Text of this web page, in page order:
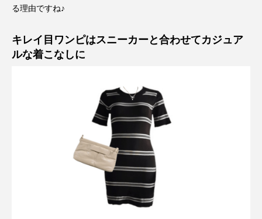
る理由ですね♪
キレイ目ワンピはスニーカーと合わせてカジュア
ルな着こなしに